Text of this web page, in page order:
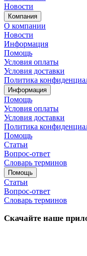
Новости
Компания
О компании
Новости
Информация
Помощь
Условия оплаты
Условия доставки
Политика
Информация
Помощь
Условия оплаты
Условия доставки
Политика
Помощь
Статьи
Вопрос-ответ
Словарь терминов
Помощь
Статьи
Вопрос-ответ
Словарь терминов
Скачайте наше